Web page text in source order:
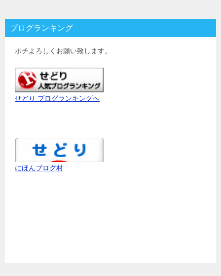
ブログランキング
ポチよろしくお願い致します。
せどり ブログランキングへ
にほんブログ村